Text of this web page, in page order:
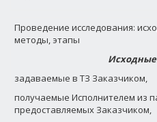
Проведение исследования:
методы, этапы
задаваемые в ТЗ Заказчиком,
получаемые Исполнителем из
предоставляемых Заказчиком,